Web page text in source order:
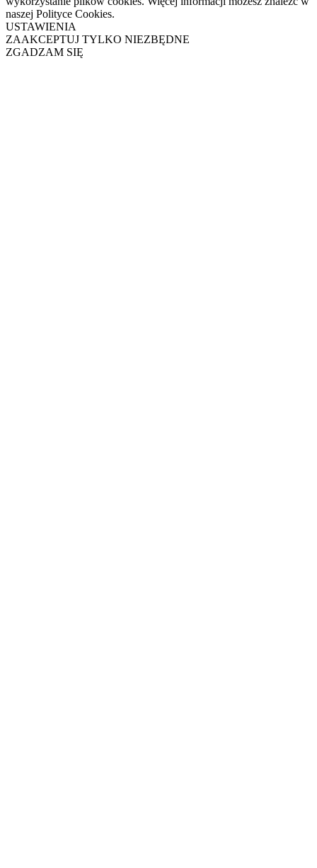
naszej Polityce Cookies.
USTAWIENIA
ZAAKCEPTUJ TYLKO NIEZBĘDNE
ZGADZAM SIĘ